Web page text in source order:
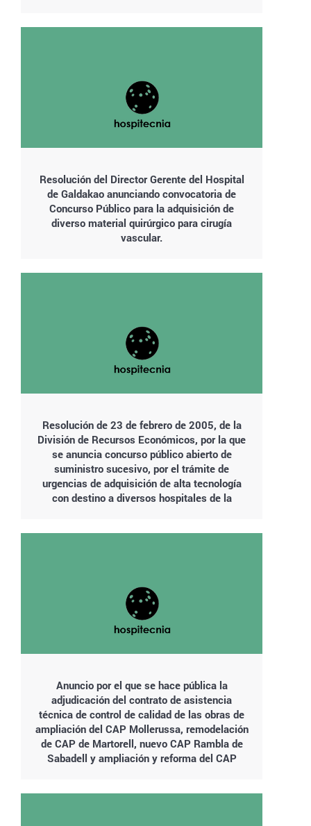
Resolución del Director Gerente del Hospital
de Galdakao anunciando convocatoria de
Concurso Público para la adquisición de
diverso material quirúrgico para cirugía
vascular.
Resolución de 23 de febrero de 2005, de la
División de Recursos Económicos, por la que
se anuncia concurso público abierto de
suministro sucesivo, por el trámite de
urgencias de adquisición de alta tecnología
con destino a diversos hospitales de la
Anuncio por el que se hace pública la
adjudicación del contrato de asistencia
técnica de control de calidad de las obras de
ampliación del CAP Mollerussa, remodelación
de CAP de Martorell, nuevo CAP Rambla de
Sabadell y ampliación y reforma del CAP